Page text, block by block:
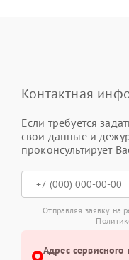
Контактная
Если требуется
свои данные и
проконсультирует
Отправляя заявку на
Адрес сервисного